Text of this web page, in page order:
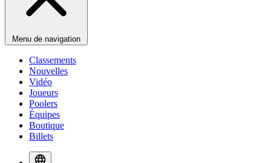
Menu de navigation
Classements
Nouvelles
Vidéo
Joueurs
Poolers
Équipes
Boutique
Billets